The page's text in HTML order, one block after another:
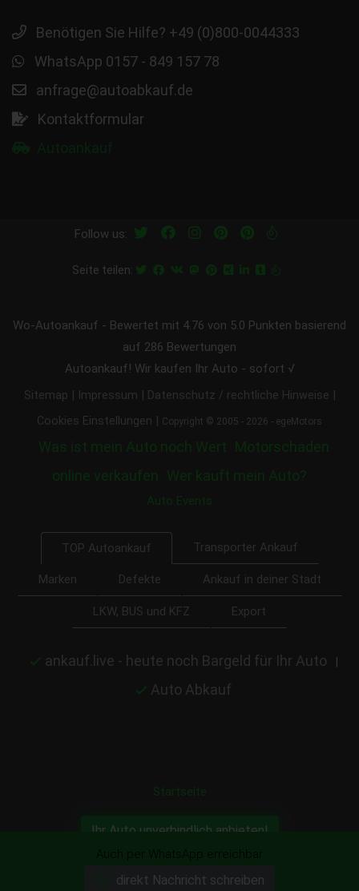
Benötigen Sie Hilfe? +49 (0)800-0044333
WhatsApp 0157 - 849 157 78
anfrage@autoabkauf.de
Kontaktformular
Follow us:
Seite teilen:
Wo-Autoankauf - Bewertet mit 4.76 von 5.0 Punkten basierend
auf 286 Bewertungen
Autoankauf! Wir kaufen Ihr Auto - sofort √
Sitemap Impressum Datenschutz / rechtliche Hinweise
Cookies Einstellungen Copyright © 2005 - 2026 - egeMotors
Was ist mein Auto noch Wert Motorschaden
online verkaufen
Wer kauft mein Auto?
Auto Events
TOP Autoankauf Transporter Ankauf
Marken Defekte Ankauf in deiner Stadt
LKW, BUS und KFZ Export
ankauf.live - heute noch Bargeld für Ihr Auto
Auto Abkauf
Startseite
Ihr Auto unverbindlich anbieten!
Auch per WhatsApp erreichbar
direkt Nachricht schreiben